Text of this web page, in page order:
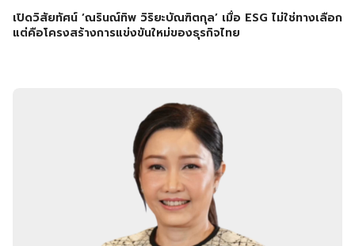
เปิดวิสัยทัศน์ ‘ณรินณ์ทิพ วิริยะบัณฑิตกุล’ เมื่อ ESG ไม่ใช่ทางเลือก
แต่คือโครงสร้างการแข่งขันใหม่ของธุรกิจไทย